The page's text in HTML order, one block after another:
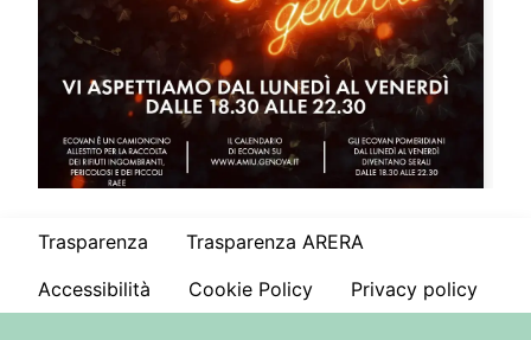
Trasparenza
Trasparenza ARERA
Accessibilità
Cookie Policy Privacy policy